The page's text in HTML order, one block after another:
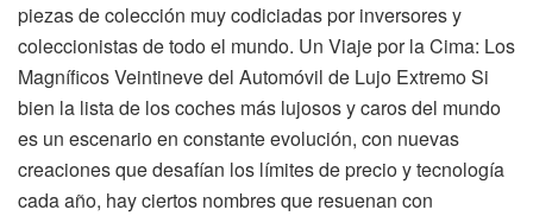
piezas de colección muy codiciadas por inversores y
coleccionistas de todo el mundo. Un Viaje por la Cima: Los
Magníficos Veintineve del Automóvil de Lujo Extremo Si
bien la lista de los coches más lujosos y caros del mundo
es un escenario en constante evolución, con nuevas
creaciones que desafían los límites de precio y tecnología
cada año, hay ciertos nombres que resuenan con